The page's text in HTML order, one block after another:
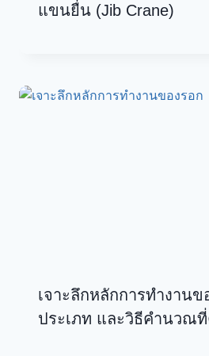
แขนยื่น (Jib Crane)
เจาะลึกหลักการทำงานข
ประเภท และวิธีคำนวณ